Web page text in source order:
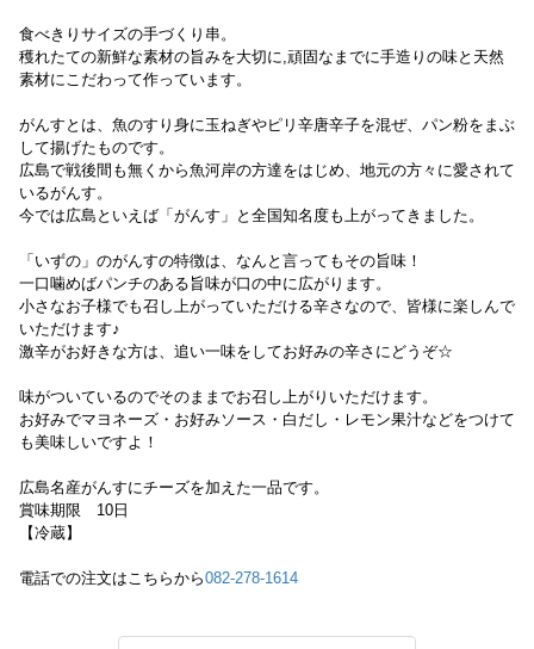
食べきりサイズの手づくり串。
穫れたての新鮮な素材の旨みを大切に,頑固なまでに手造りの味と天然
素材にこだわって作っています。
がんすとは、魚のすり身に玉ねぎやピリ辛唐辛子を混ぜ、パン粉をまぶ
して揚げたものです。
広島で戦後間も無くから魚河岸の方達をはじめ、地元の方々に愛されて
いるがんす。
今では広島といえば「がんす」と全国知名度も上がってきました。
「いずの」のがんすの特徴は、なんと言ってもその旨味！
一口噛めばパンチのある旨味が口の中に広がります。
小さなお子様でも召し上がっていただける辛さなので、皆様に楽しんで
いただけます♪
激辛がお好きな方は、追い一味をしてお好みの辛さにどうぞ☆
味がついているのでそのままでお召し上がりいただけます。
お好みでマヨネーズ・お好みソース・白だし・レモン果汁などをつけて
も美味しいですよ！
広島名産がんすにチーズを加えた一品です。
賞味期限 10日
【冷蔵】
電話での注文はこちらから082-278-1614